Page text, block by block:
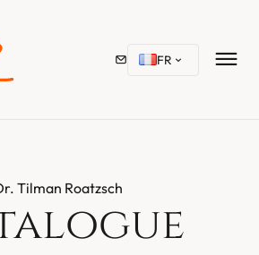
FR
Tilman Roatzsch